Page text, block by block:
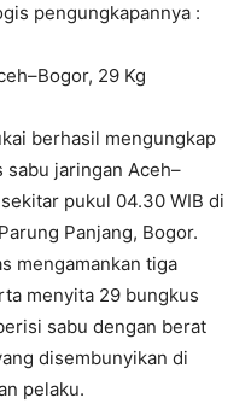
pengungkapannya :
29 Kg
berhasil mengungkap
jaringan Aceh–
pukul 04.30 WIB di
Panjang, Bogor.
mengamankan tiga
menyita 29 bungkus
sabu dengan berat
disembunyikan di
pelaku.